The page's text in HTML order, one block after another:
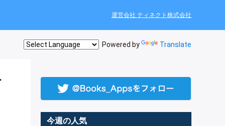
運営会社 ティネクト株式会社
Powered by Translate
今週の人気